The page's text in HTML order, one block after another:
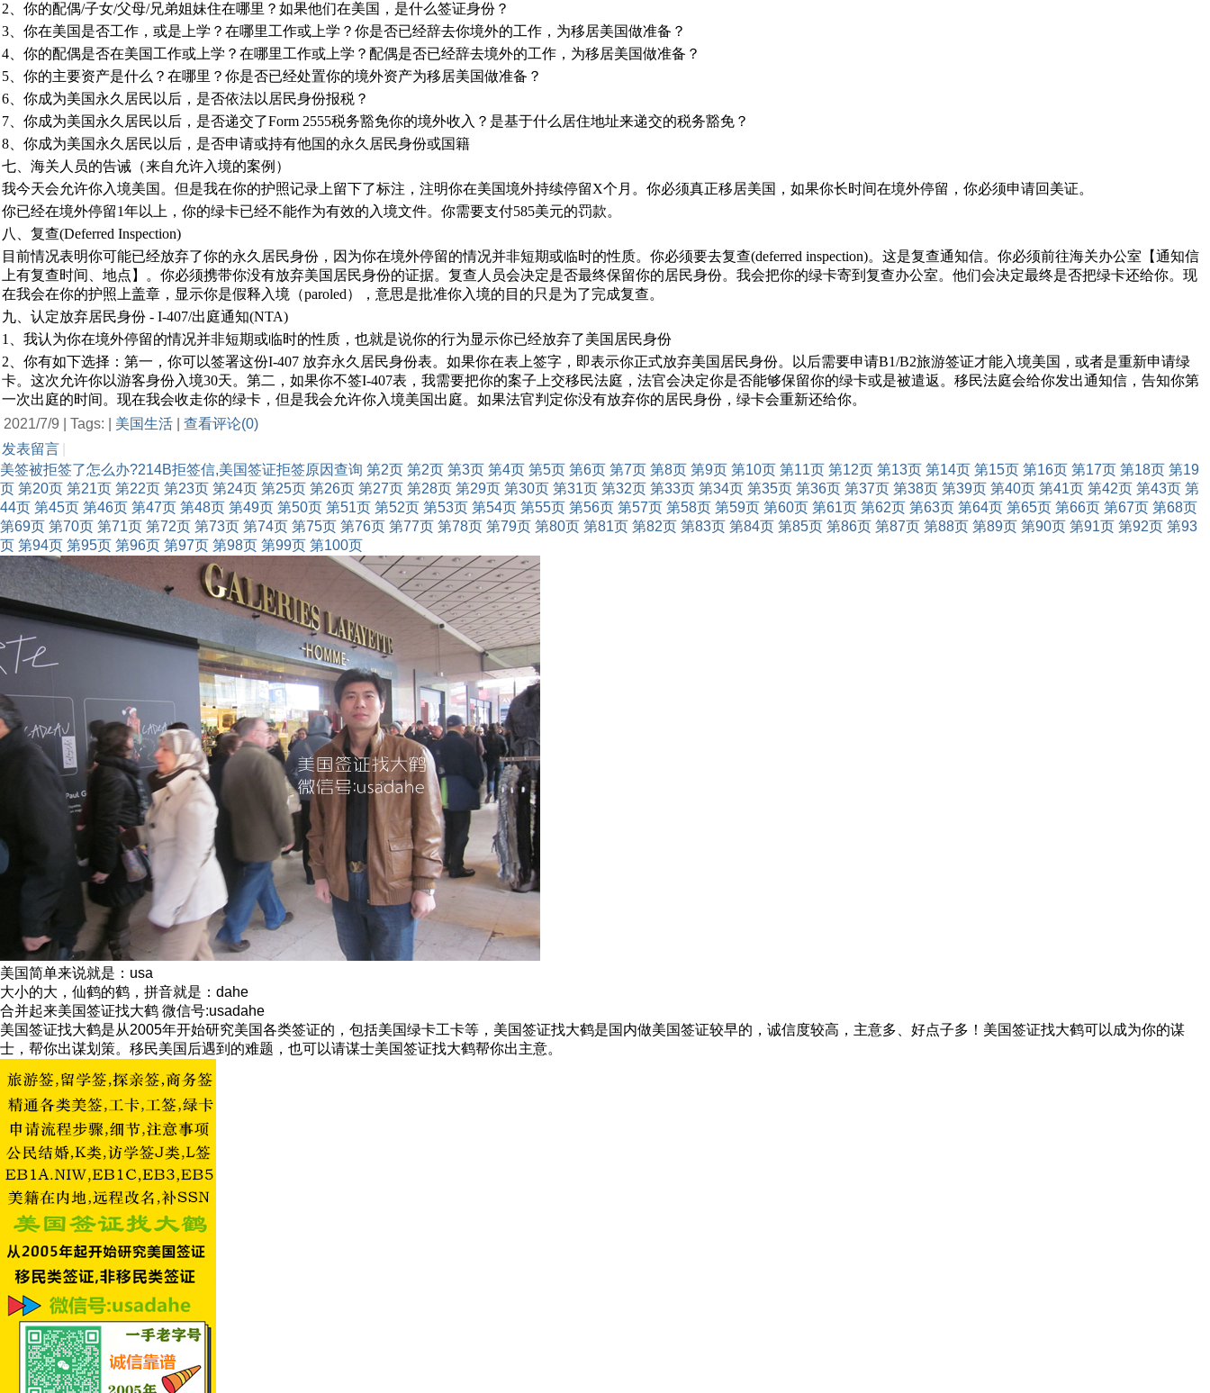
2、你的配偶/子女/父母/兄弟姐妹住在哪里？如果他们在美国，是什么签证身份？
3、你在美国是否工作，或是上学？在哪里工作或上学？你是否已经辞去你境外的工作，为移居美国做准备？
4、你的配偶是否在美国工作或上学？在哪里工作或上学？配偶是否已经辞去境外的工作，为移居美国做准备？
5、你的主要资产是什么？在哪里？你是否已经处置你的境外资产为移居美国做准备？
6、你成为美国永久居民以后，是否依法以居民身份报税？
7、你成为美国永久居民以后，是否递交了Form 2555税务豁免你的境外收入？是基于什么居住地址来递交的税务豁免？
8、你成为美国永久居民以后，是否申请或持有他国的永久居民身份或国籍
七、海关人员的告诫（来自允许入境的案例）
我今天会允许你入境美国。但是我在你的护照记录上留下了标注，注明你在美国境外持续停留X个月。你必须真正移居美国，如果你长时间在境外停留，你必须申请回美证。
你已经在境外停留1年以上，你的绿卡已经不能作为有效的入境文件。你需要支付585美元的罚款。
八、复查(Deferred Inspection)
目前情况表明你可能已经放弃了你的永久居民身份，因为你在境外停留的情况并非短期或临时的性质。你必须要去复查(deferred inspection)。这是复查通知信。你必须前往海关办公室【通知信
上有复查时间、地点】。你必须携带你没有放弃美国居民身份的证据。复查人员会决定是否最终保留你的居民身份。我会把你的绿卡寄到复查办公室。他们会决定最终是否把绿卡还给你。现
在我会在你的护照上盖章，显示你是假释入境（paroled），意思是批准你入境的目的只是为了完成复查。
九、认定放弃居民身份 - I-407/出庭通知(NTA)
1、我认为你在境外停留的情况并非短期或临时的性质，也就是说你的行为显示你已经放弃了美国居民身份
2、你有如下选择：第一，你可以签署这份I-407 放弃永久居民身份表。如果你在表上签字，即表示你正式放弃美国居民身份。以后需要申请B1/B2旅游签证才能入境美国，或者是重新申请绿
卡。这次允许你以游客身份入境30天。第二，如果你不签I-407表，我需要把你的案子上交移民法庭，法官会决定你是否能够保留你的绿卡或是被遣返。移民法庭会给你发出通知信，告知你第
一次出庭的时间。现在我会收走你的绿卡，但是我会允许你入境美国出庭。如果法官判定你没有放弃你的居民身份，绿卡会重新还给你。
2021/7/9 | Tags: | 美国生活
查看评论(0)
发表留言
美签被拒签了怎么办?214B拒签信,美国签证拒签原因查询 第2页 第2页 第3页 第4页 第5页 第6页 第7页 第8页 第9页 第10页 第11页 第12页 第13页 第14页 第15页 第16页 第17页 第18页 第19
页 第20页 第21页 第22页 第23页 第24页 第25页 第26页 第27页 第28页 第29页 第30页 第31页 第32页 第33页 第34页 第35页 第36页 第37页 第38页 第39页 第40页 第41页 第42页 第43页 第
44页 第45页 第46页 第47页 第48页 第49页 第50页 第51页 第52页 第53页 第54页 第55页 第56页 第57页 第58页 第59页 第60页 第61页 第62页 第63页 第64页 第65页 第66页 第67页 第68页
第69页 第70页 第71页 第72页 第73页 第74页 第75页 第76页 第77页 第78页 第79页 第80页 第81页 第82页 第83页 第84页 第85页 第86页 第87页 第88页 第89页 第90页 第91页 第92页 第93
页 第94页 第95页 第96页 第97页 第98页 第99页 第100页
美国简单来说就是：usa
大小的大，仙鹤的鹤，拼音就是：dahe
合并起来美国签证找大鹤 微信号:usadahe
美国签证找大鹤是从2005年开始研究美国各类签证的，包括美国绿卡工卡等，美国签证找大鹤是国内做美国签证较早的，诚信度较高，主意多、好点子多！美国签证找大鹤可以成为你的谋
士，帮你出谋划策。移民美国后遇到的难题，也可以请谋士美国签证找大鹤帮你出主意。